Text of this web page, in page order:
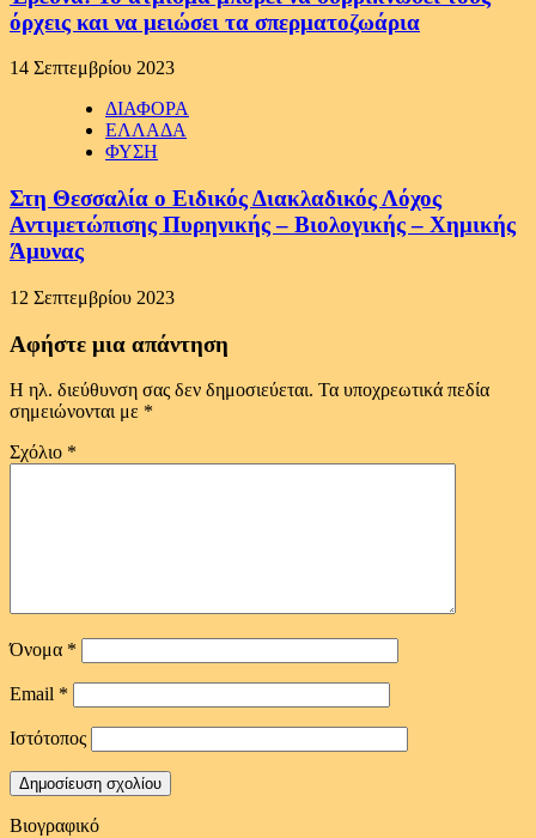
όρχεις και να μειώσει τα σπερματοζωάρια
14 Σεπτεμβρίου 2023
ΔΙΑΦΟΡΑ
ΕΛΛΑΔΑ
ΦΥΣΗ
Στη Θεσσαλία ο Ειδικός Διακλαδικός Λόχος
Αντιμετώπισης Πυρηνικής – Βιολογικής – Χημικής
Άμυνας
12 Σεπτεμβρίου 2023
Αφήστε μια απάντηση
Η ηλ. διεύθυνση σας δεν δημοσιεύεται. Τα υποχρεωτικά πεδία
σημειώνονται με *
Σχόλιο *
Όνομα *
Email *
Ιστότοπος
Βιογραφικό